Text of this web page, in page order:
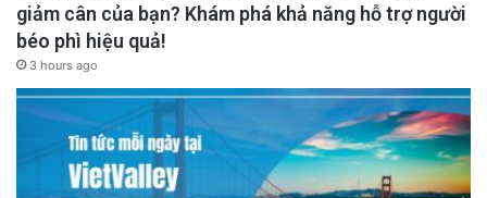
giảm cân của bạn? Khám phá khả năng hỗ trợ người
béo phì hiệu quả!
3 hours ago